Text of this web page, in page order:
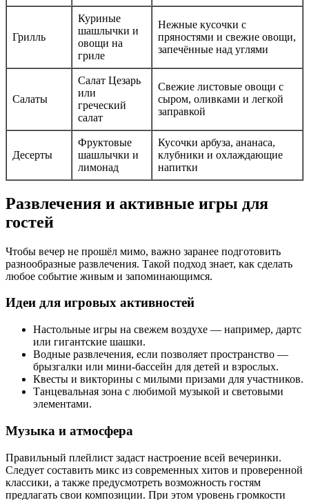
Грилль
Куриные
шашлычки и
овощи на
гриле
Нежные кусочки с
пряностями и свежие овощи,
запечённые над углями
Салаты
Салат Цезарь
или
греческий
салат
Свежие листовые овощи с
сыром, оливками и легкой
заправкой
Десерты
Фруктовые
шашлычки и
лимонад
Кусочки арбуза, ананаса,
клубники и охлаждающие
напитки
Развлечения и активные игры для
гостей
Чтобы вечер не прошёл мимо, важно заранее подготовить
разнообразные развлечения. Такой подход знает, как сделать
любое событие живым и запоминающимся.
Идеи для игровых активностей
Настольные игры на свежем воздухе — например, дартс
или гигантские шашки.
Водные развлечения, если позволяет пространство —
брызгалки или мини-бассейн для детей и взрослых.
Квесты и викторины с милыми призами для участников.
Танцевальная зона с любимой музыкой и световыми
элементами.
Музыка и атмосфера
Правильный плейлист задаст настроение всей вечеринки.
Следует составить микс из современных хитов и проверенной
классики, а также предусмотреть возможность гостям
предлагать свои композиции. При этом уровень громкости